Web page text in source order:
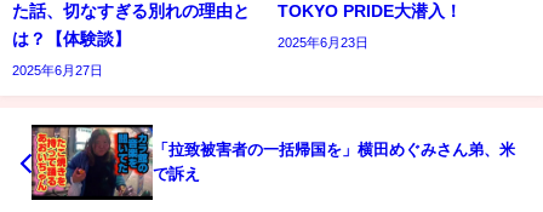
た話、切なすぎる別れの理由と
は？【体験談】
2025年6月27日
TOKYO PRIDE大潜入！
2025年6月23日
「拉致被害者の一括帰国を」横田めぐみさん弟、米
で訴え